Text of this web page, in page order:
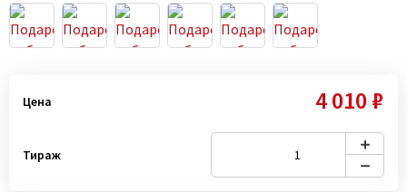
Цена 4 010 ₽
Тираж